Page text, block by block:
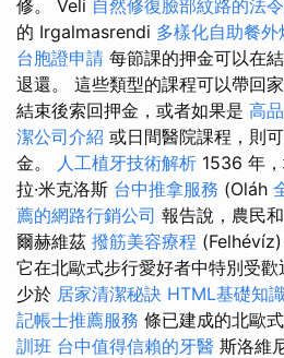
修。 Veli 自然修復臉部紋路的法
的 Irgalmasrendi 多樣化自助餐外
台胞證申請 每節課的押金可以在
退還。 這些類型的課程可以帶回
結束後索回押金，或者如果是 高
潔公司介紹 或日間醫院課程，則
金。 人工植牙技術解析 1536 年
拉·米克洛斯 台中推拿服務 (Oláh
薦的網路行銷公司 報告說，農民
爾赫維茲 撥筋美容療程 (Felhévíz)
它在北歐式步行愛好者中特別受
少於 居家清潔秘訣 HTML基礎知
記帳士推薦服務 條已建成的北歐
訓班 台中值得信賴的牙醫 斯洛維